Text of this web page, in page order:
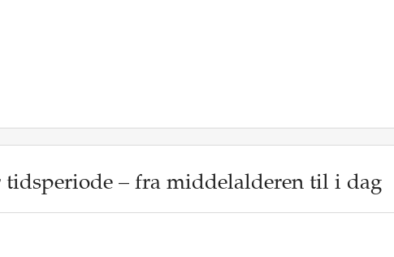
– fra middelalderen til i dag